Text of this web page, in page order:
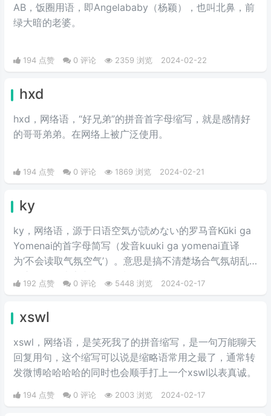
AB，饭圈用语，即Angelababy（杨颖），也叫北鼻，前
绿大暗的老婆。​
194 点赞 0 评论 2359 浏览 2024-02-22
hxd
hxd，网络语，“好兄弟”的拼音首字母缩写，就是感情好
的哥哥弟弟。在网络上被广泛使用。
194 点赞 0 评论 1869 浏览 2024-02-21
ky
ky，网络语，源于日语空気が読めない的罗马音Kūki ga
Yomenai的首字母简写（发音kuuki ga yomenai直译
为‘不会读取气氛空气’）。意思是搞不清楚场合气氛胡乱
发言而扫了大家兴致的行为。
192 点赞 0 评论 5448 浏览 2024-02-17
xswl
xswl，网络语，是笑死我了的拼音缩写，是一句万能聊天
回复用句，这个缩写可以说是缩略语常用之最了，通常转
发微博哈哈哈哈的同时也会顺手打上一个xswl以表真诚。
194 点赞 0 评论 2003 浏览 2024-02-17